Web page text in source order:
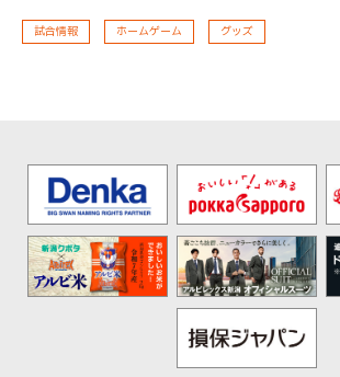
試合情報 ホームゲーム グッズ